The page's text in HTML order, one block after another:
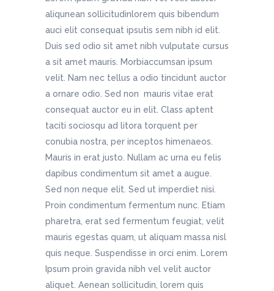
aliqunean sollicitudinlorem quis bibendum
auci elit consequat ipsutis sem nibh id elit.
Duis sed odio sit amet nibh vulputate cursus
a sit amet mauris. Morbiaccumsan ipsum
velit. Nam nec tellus a odio tincidunt auctor
a ornare odio. Sed non mauris vitae erat
consequat auctor eu in elit. Class aptent
taciti sociosqu ad litora torquent per
conubia nostra, per inceptos himenaeos.
Mauris in erat justo. Nullam ac urna eu felis
dapibus condimentum sit amet a augue.
Sed non neque elit. Sed ut imperdiet nisi.
Proin condimentum fermentum nunc. Etiam
pharetra, erat sed fermentum feugiat, velit
mauris egestas quam, ut aliquam massa nisl
quis neque. Suspendisse in orci enim. Lorem
Ipsum proin gravida nibh vel velit auctor
aliquet. Aenean sollicitudin, lorem quis